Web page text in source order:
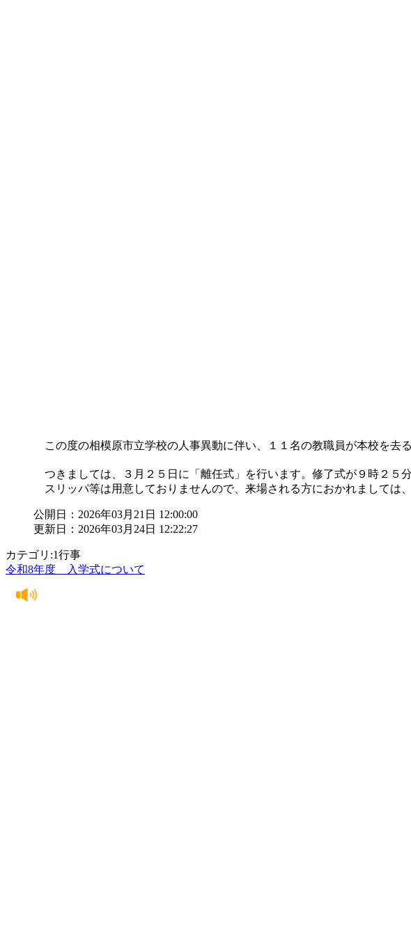
この度の相模原市立学校の人事異動に伴い、１１名の教職員が本校を去る
つきましては、３月２５日に「離任式」を行います。修了式が９時２５
スリッパ等は用意しておりませんので、来場される方におかれましては
公開日：2026年03月21日 12:00:00
更新日：2026年03月24日 12:22:27
カテゴリ:1行事
令和8年度 入学式について